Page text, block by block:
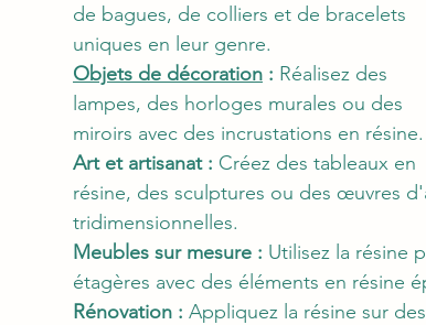
de bagues, de colliers et de bracelets
uniques en leur genre.
Objets de décoration : Réalisez des
lampes, des horloges murales ou des
miroirs avec des incrustations en résine.
Art et artisanat : Créez des tableaux en
résine, des sculptures ou des œuvres
tridimensionnelles.
Meubles sur mesure : Utilisez la résine
étagères avec des éléments en résine
Rénovation : Appliquez la résine sur